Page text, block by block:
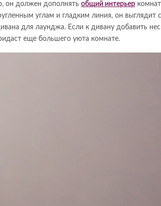
он должен дополнять общий интерьер
углам и гладким линия, он
для лаунджа. Если к дивану добавить
еще большего уюта комнате.